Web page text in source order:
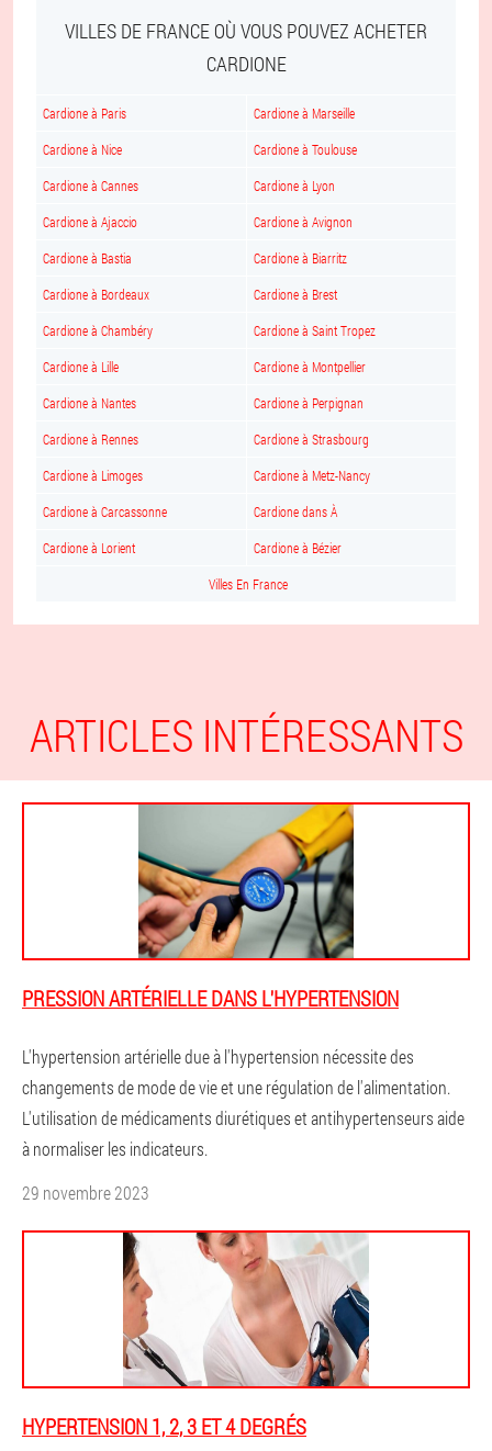
VILLES DE FRANCE OÙ VOUS POUVEZ ACHETER
CARDIONE
Cardione à Paris Cardione à Marseille
Cardione à Nice Cardione à Toulouse
Cardione à Cannes Cardione à Lyon
Cardione à Ajaccio Cardione à Avignon
Cardione à Bastia Cardione à Biarritz
Cardione à Bordeaux Cardione à Brest
Cardione à Chambéry Cardione à Saint Tropez
Cardione à Lille Cardione à Montpellier
Cardione à Nantes Cardione à Perpignan
Cardione à Rennes Cardione à Strasbourg
Cardione à Limoges Cardione à Metz-Nancy
Cardione à Carcassonne Cardione dans À
Cardione à Lorient Cardione à Bézier
Villes En France
ARTICLES INTÉRESSANTS
PRESSION ARTÉRIELLE DANS L'HYPERTENSION
L'hypertension artérielle due à l'hypertension nécessite des
changements de mode de vie et une régulation de l'alimentation.
L'utilisation de médicaments diurétiques et antihypertenseurs aide
à normaliser les indicateurs.
29 novembre 2023
HYPERTENSION 1, 2, 3 ET 4 DEGRÉS